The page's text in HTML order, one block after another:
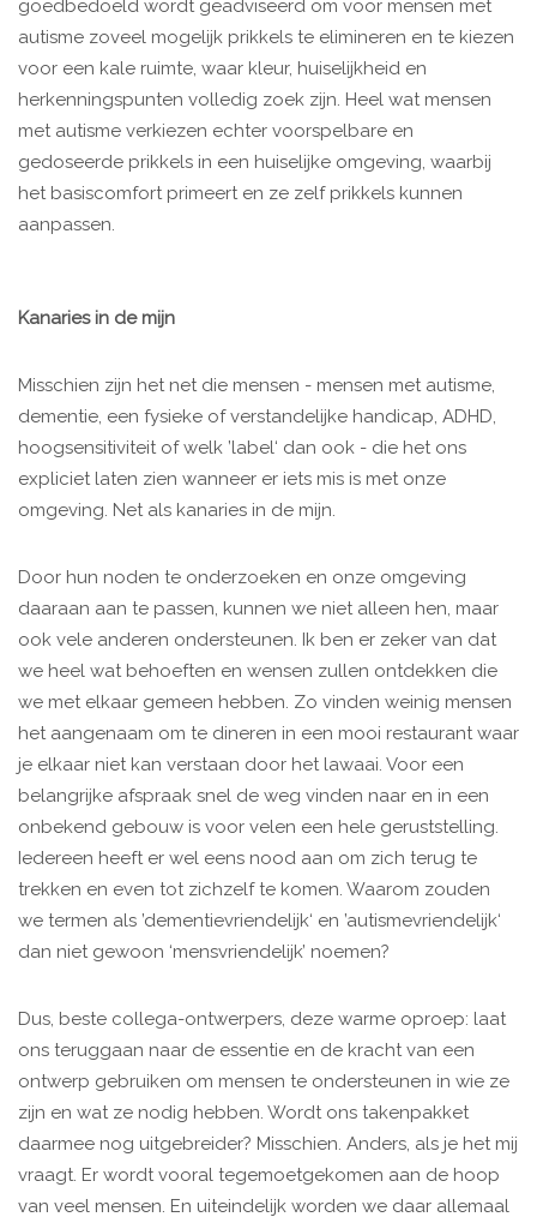
goedbedoeld wordt geadviseerd om voor mensen met
autisme zoveel mogelijk prikkels te elimineren en te kiezen
voor een kale ruimte, waar kleur, huiselijkheid en
herkenningspunten volledig zoek zijn. Heel wat mensen
met autisme verkiezen echter voorspelbare en
gedoseerde prikkels in een huiselijke omgeving, waarbij
het basiscomfort primeert en ze zelf prikkels kunnen
aanpassen.
Kanaries in de mijn
Misschien zijn het net die mensen - mensen met autisme,
dementie, een fysieke of verstandelijke handicap, ADHD,
hoogsensitiviteit of welk ’label‘ dan ook - die het ons
expliciet laten zien wanneer er iets mis is met onze
omgeving. Net als kanaries in de mijn.
Door hun noden te onderzoeken en onze omgeving
daaraan aan te passen, kunnen we niet alleen hen, maar
ook vele anderen ondersteunen. Ik ben er zeker van dat
we heel wat behoeften en wensen zullen ontdekken die
we met elkaar gemeen hebben. Zo vinden weinig mensen
het aangenaam om te dineren in een mooi restaurant waar
je elkaar niet kan verstaan door het lawaai. Voor een
belangrijke afspraak snel de weg vinden naar en in een
onbekend gebouw is voor velen een hele geruststelling.
Iedereen heeft er wel eens nood aan om zich terug te
trekken en even tot zichzelf te komen. Waarom zouden
we termen als ’dementievriendelijk‘ en ’autismevriendelijk‘
dan niet gewoon ‘mensvriendelijk’ noemen?
Dus, beste collega-ontwerpers, deze warme oproep: laat
ons teruggaan naar de essentie en de kracht van een
ontwerp gebruiken om mensen te ondersteunen in wie ze
zijn en wat ze nodig hebben. Wordt ons takenpakket
daarmee nog uitgebreider? Misschien. Anders, als je het mij
vraagt. Er wordt vooral tegemoetgekomen aan de hoop
van veel mensen. En uiteindelijk worden we daar allemaal